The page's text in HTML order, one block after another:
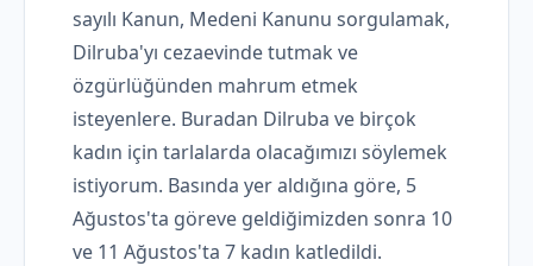
sayılı Kanun, Medeni Kanunu sorgulamak,
Dilruba'yı cezaevinde tutmak ve
özgürlüğünden mahrum etmek
isteyenlere. Buradan Dilruba ve birçok
kadın için tarlalarda olacağımızı söylemek
istiyorum. Basında yer aldığına göre, 5
Ağustos'ta göreve geldiğimizden sonra 10
ve 11 Ağustos'ta 7 kadın katledildi.